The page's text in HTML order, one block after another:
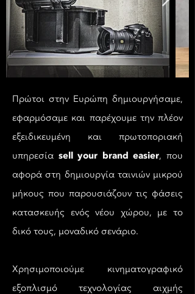
Πρώτοι στην Ευρώπη δημιουργήσαμε,
εφαρμόσαμε και παρέχουμε την πλέον
εξειδικευμένη και πρωτοποριακή
υπηρεσία ​sell your brand easier,που
αφορά στη δημιουργία ταινιών μικρού
μήκους που παρουσιάζουν τις φάσεις
κατασκευής ενός νέου χώρου, με το
δικό τους, μοναδικό σενάριο.
Χρησιμοποιούμε κινηματογραφικό
εξοπλισμό τεχνολογίας αιχμής